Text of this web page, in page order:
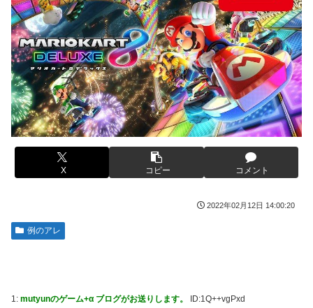
【悲報】ポケポケ、1年で1600万人が引退・・・
【動画】ルビィちゃん、浜田雅功に首を絞められたせいで
段々おかしな仕事が増える
【画像】みいちゃんと山田さん、日本の警察なめすぎで炎上
ｗｗｗｗwｗｗｗｗｗｗｗｗｗ
【画像】ADHDとの旅行、大変すぎておわるwwwwww
【画像】カードゲーム屋さん、ジジババの溜まり場になって
終わるwwwwwwwwwwww
【画像】 キャミイの18万円の最新フィギュア、ガチで作り
転生したらお気楽貴族生活が出来ると思ってたのに… 第19
話
ってしまうw w w w w
【悲報】イオン、完全にヤケクソになるｗｗｗｗ
【画像】ギルティ炭酸、遂にライバルが登場するｗｗｗｗ
【緊急】AV業界、ぶっ壊れ最強が現れインフレ 環境崩壊ｗ
ｗｗｗ
【画像】株の暴落を描いた漫画、ガチで怖いwwwww
【画像】東海道新幹線の自由席、ガチで終わるｗｗｗｗ
【動画】大阪のゲリラ豪雨を生駒山の山頂から撮影したビデ
オが美しい。
【画像】影山優佳さん(25)、下着姿であたシコが止まらない
（25（本当は31））「実家」ワイ「え？」⇒結果！！！
【朗報】JKさん、亡くなったおじいちゃんをTikTokで供養
X コピー コメント
2022年02月12日 14:00:20
例のアレ
1: mutyunのゲーム+α ブログがお送りします。 ID:1Q++vgPxd